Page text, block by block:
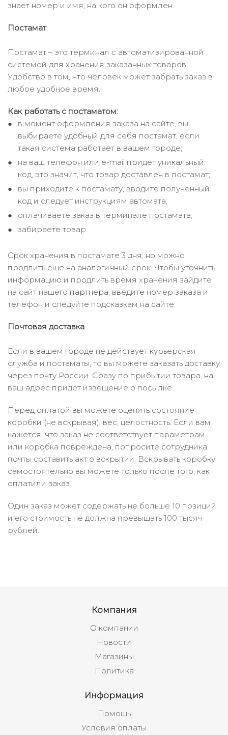
знает номер и имя, на кого он оформлен.
Постамат
Постамат – это терминал с автоматизированной
системой для хранения заказанных товаров.
Удобство в том, что человек может забрать заказ в
любое удобное время.
Как работать с постаматом:
в момент оформления заказа на сайте, вы
выбираете удобный для себя постамат, если
такая система работает в вашем городе;
на ваш телефон или e-mail придет уникальный
код, это значит, что товар доставлен в постамат;
вы приходите к постамату, вводите полученный
код и следует инструкциям автомата;
оплачиваете заказ в терминале постамата;
забираете товар.
Срок хранения в постамате 3 дня, но можно
продлить ещё на аналогичный срок. Чтобы уточнить
информацию и продлить время хранения зайдите
на сайт нашего партнера, введите номер заказа и
телефон и следуйте подсказкам на сайте.
Почтовая доставка
Если в вашем городе не действует курьерская
служба и постаматы, то вы можете заказать доставку
через почту России. Сразу по прибытии товара, на
ваш адрес придет извещение о посылке.
Перед оплатой вы можете оценить состояние
коробки (не вскрывая): вес, целостность. Если вам
кажется, что заказ не соответствует параметрам
или коробка повреждена, попросите сотрудника
почты составить акт о вскрытии. Вскрывать коробку
самостоятельно вы можете только после того, как
оплатили заказ.
Один заказ может содержать не больше 10 позиций
и его стоимость не должна превышать 100 тысяч
рублей.
Компания
О компании
Новости
Магазины
Политика
Информация
Помощь
Условия оплаты